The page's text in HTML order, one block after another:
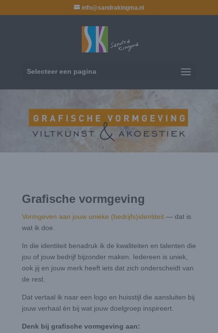
info@sandrakingma.nl
Selecteer een pagina
Grafische vormgeving
Vormgeven aan jouw unieke (bedrijfs)identiteit— dat is
wat ik doe.
In die identiteit benadruk ik de kwaliteiten en talenten die
jou of jouw bedrijf bijzonder maken. Iedereen is uniek,
ook jij en jouw merk heeft iets dat zich onderscheidt van
de rest.
Dat vertaal ik naar een logo en huisstijl die aansluiten bij
jouw verhaal én bij wat jouw doelgroep inspireert.
Denk bij grafische vormgeving aan: